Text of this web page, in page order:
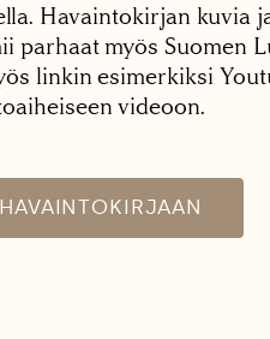
Havaintokirjan kuvia
parhaat myös Suomen
linkin esimerkiksi
videoon.